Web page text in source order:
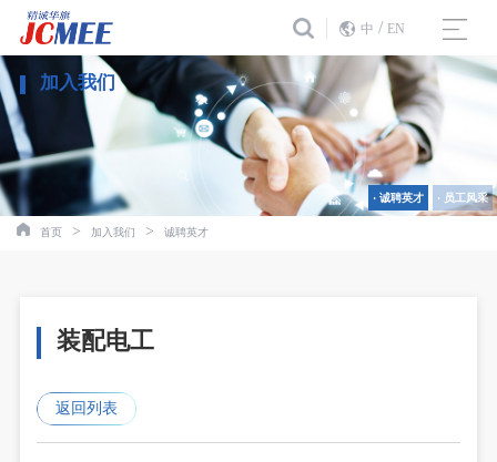
中 / EN
首页 > 加入我们 > 诚聘英才
加入我们
· 诚聘英才 · 员工风采
装配电工
返回列表